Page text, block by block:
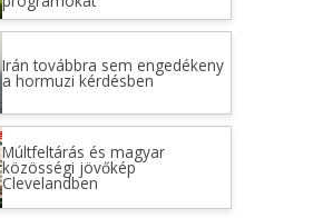
Irán továbbra sem engedékeny
a hormuzi kérdésben
Múltfeltárás és magyar
közösségi jövőkép
Clevelandben